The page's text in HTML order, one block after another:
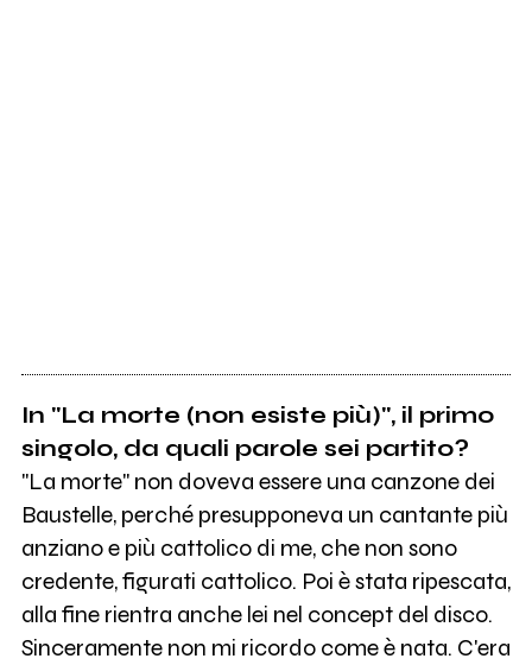
In "La morte (non esiste più)", il primo
singolo, da quali parole sei partito?
"La morte" non doveva essere una canzone dei
Baustelle, perché presupponeva un cantante più
anziano e più cattolico di me, che non sono
credente, figurati cattolico. Poi è stata ripescata,
alla fine rientra anche lei nel concept del disco.
Sinceramente non mi ricordo come è nata. C'era